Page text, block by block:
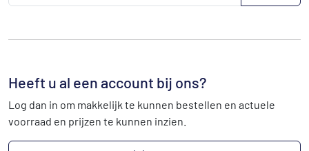
Heeft u al een account bij ons?
Log dan in om makkelijk te kunnen bestellen en actuele
voorraad en prijzen te kunnen inzien.